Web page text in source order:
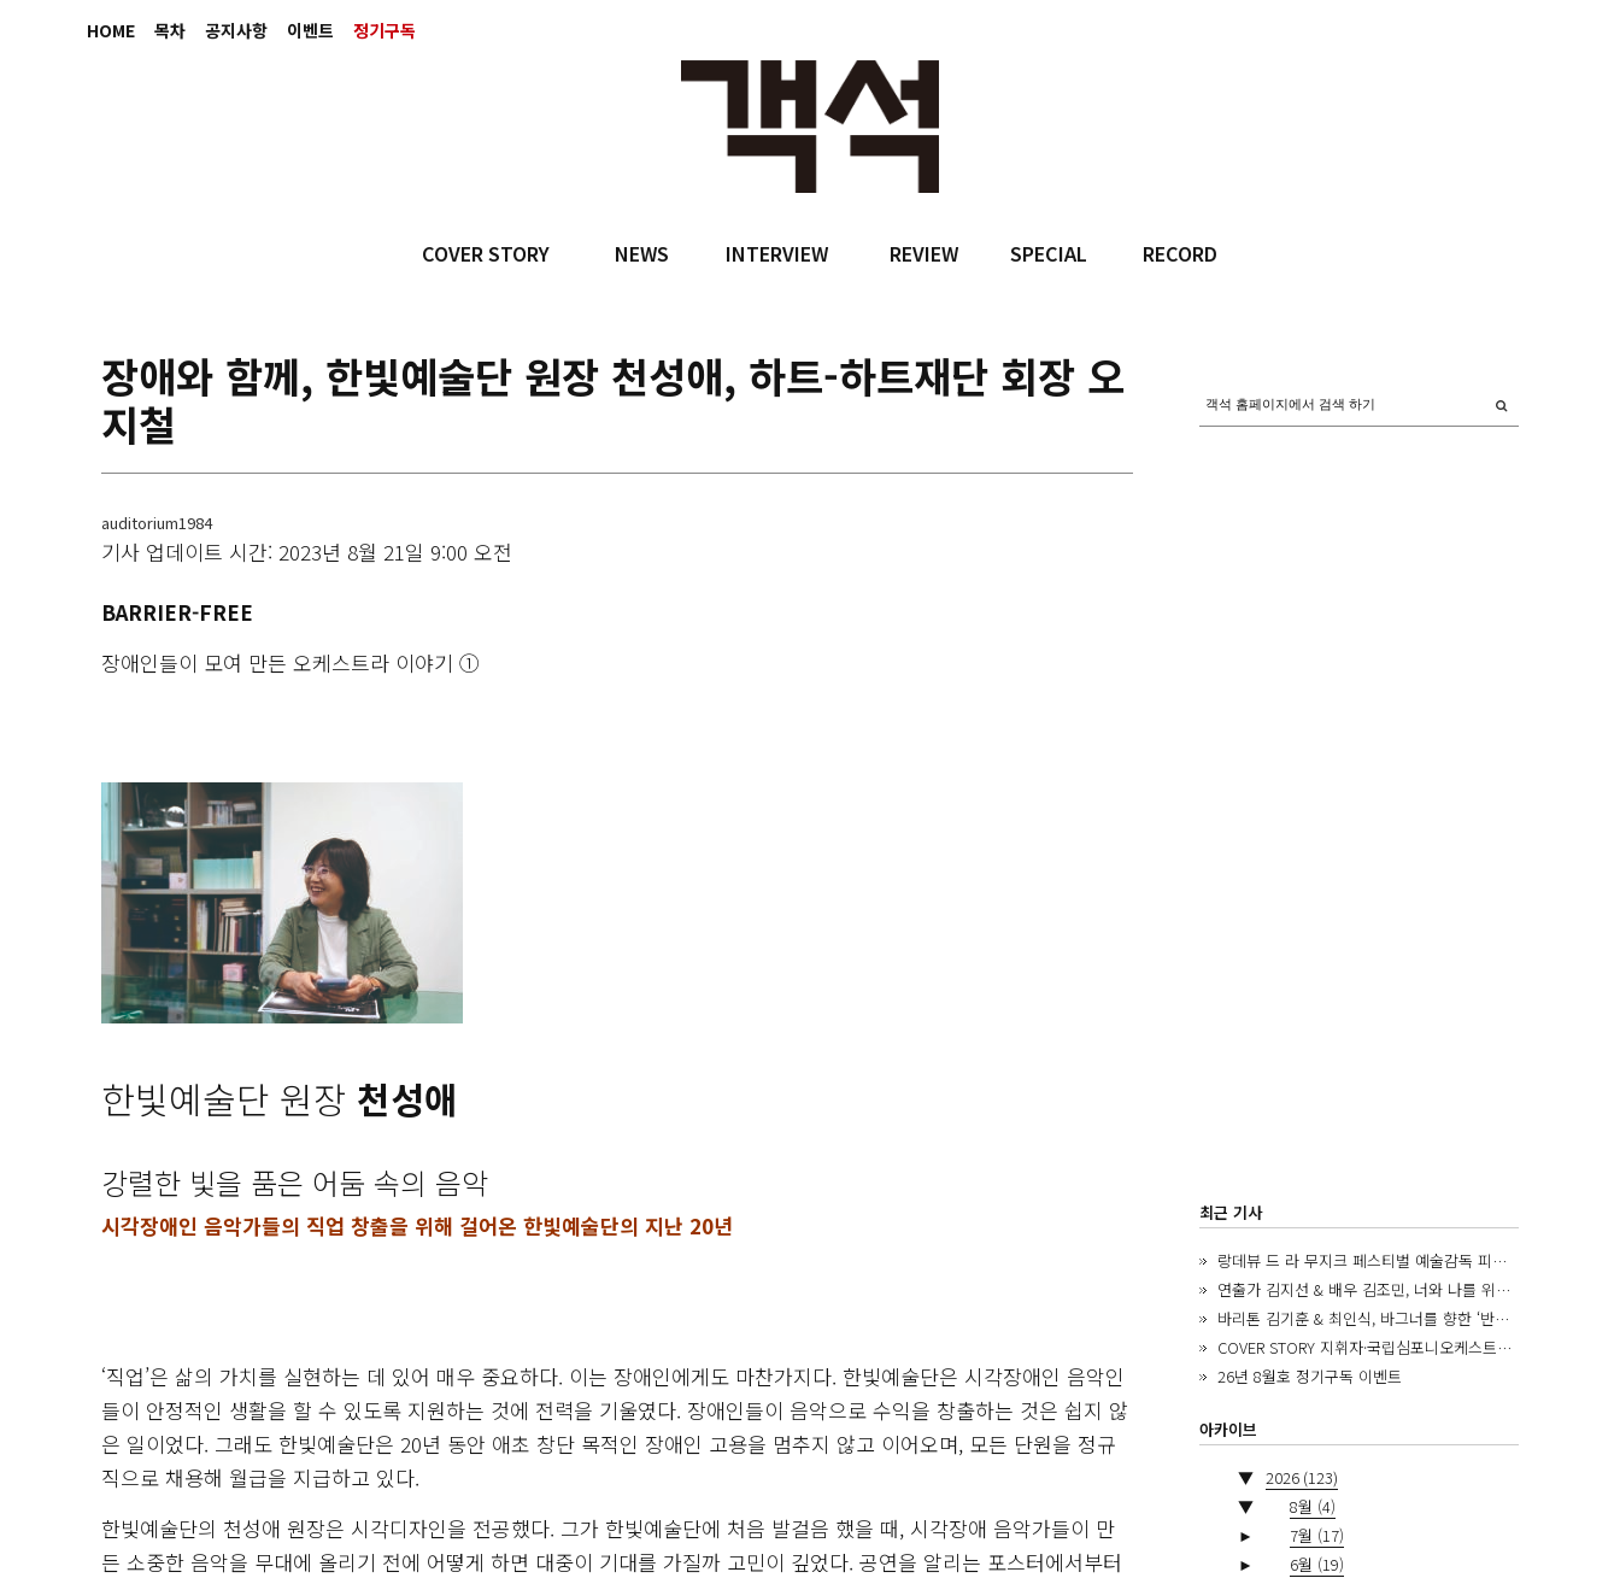
HOME 목차 공지사항 이벤트 정기구독
COVER STORY NEWS INTERVIEW REVIEW SPECIAL RECORD
장애와 함께, 한빛예술단 원장 천성애, 하트-하트재단 회장 오
지철
auditorium1984
기사 업데이트 시간: 2023년 8월 21일 9:00 오전
BARRIER-FREE
장애인들이 모여 만든 오케스트라 이야기 ①
한빛예술단 원장 천성애
강렬한 빛을 품은 어둠 속의 음악
시각장애인 음악가들의 직업 창출을 위해 걸어온 한빛예술단의 지난 20년
‘직업’은 삶의 가치를 실현하는 데 있어 매우 중요하다. 이는 장애인에게도 마찬가지다. 한빛예술단은 시각장애인 음악인
들이 안정적인 생활을 할 수 있도록 지원하는 것에 전력을 기울였다. 장애인들이 음악으로 수익을 창출하는 것은 쉽지 않
은 일이었다. 그래도 한빛예술단은 20년 동안 애초 창단 목적인 장애인 고용을 멈추지 않고 이어오며, 모든 단원을 정규
직으로 채용해 월급을 지급하고 있다.
한빛예술단의 천성애 원장은 시각디자인을 전공했다. 그가 한빛예술단에 처음 발걸음 했을 때, 시각장애 음악가들이 만
든 소중한 음악을 무대에 올리기 전에 어떻게 하면 대중이 기대를 가질까 고민이 깊었다. 공연을 알리는 포스터에서부터
최근 기사
랑데뷰 드 라 무지크 페스티벌 예술감독 피아니스트 김혜진, 5년간의 여정을 돌아보며
연출가 김지선 & 배우 김조민, 너와 나를 위한 ‘모두의 숲’에서 만나는 동심
바리톤 김기훈 & 최인식, 바그너를 향한 ‘반지 원정대’를 앞두고
COVER STORY 지휘자·국립심포니오케스트라 제8대 음악감독 로베르토 아바도
26년 8월호 정기구독 이벤트
아카이브
▼ 2026 (123)
▼
8월 (4)
►
7월 (17)
►
6월 (19)